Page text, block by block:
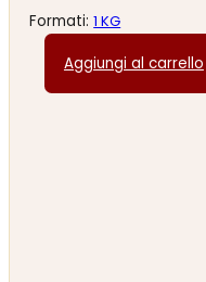
Formati:1 KG
Aggiungi al carrello